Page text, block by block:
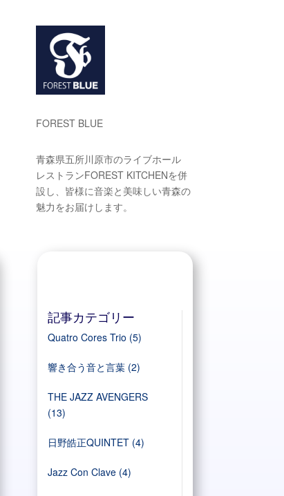
FOREST BLUE
青森県五所川原市のライブホール
レストランFOREST KITCHENを併
設し、皆様に音楽と美味しい青森の
魅力をお届けします。
記事カテゴリー
Quatro Cores Trio (5)
響き合う音と言葉(2)
THE JAZZ AVENGERS
(13)
日野皓正QUINTET(4)
Jazz Con Clave(4)